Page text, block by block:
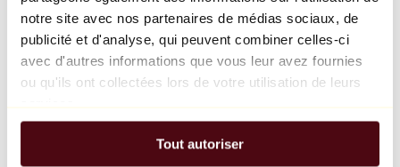
notre site avec nos partenaires de médias sociaux, de
publicité et d'analyse, qui peuvent combiner celles-ci
avec d'autres informations que vous leur avez fournies
ou qu'ils ont collectées lors de votre utilisation de leurs
Tout autoriser
Balloon Dog (Orange)
Jeff Koons
10 000 €
Parcourir